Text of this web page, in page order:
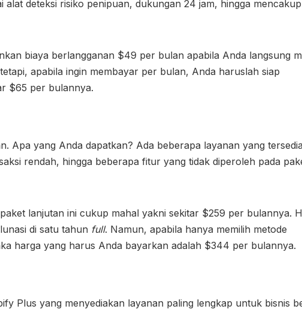
alat deteksi risiko penipuan, dukungan 24 jam, hingga
biaya berlangganan $49 per bulan apabila Anda langsung
apabila ingin membayar per bulan, Anda haruslah siap
$65 per bulannya.
Apa yang Anda dapatkan? Ada beberapa layanan yang
rendah, hingga beberapa fitur yang tidak diperoleh pada
paket lanjutan ini cukup mahal yakni sekitar $259 per bulannya.
di satu tahun full. Namun, apabila hanya memilih metode
harga yang harus Anda bayarkan adalah $344 per bulannya.
Plus yang menyediakan layanan paling lengkap untuk bisnis